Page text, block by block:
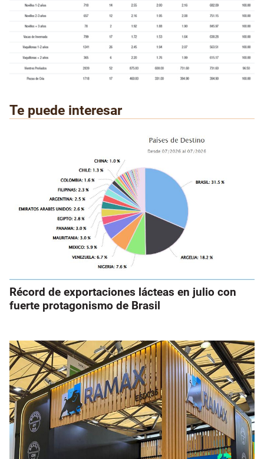
Te puede interesar
Récord de exportaciones lácteas en julio con
fuerte protagonismo de Brasil